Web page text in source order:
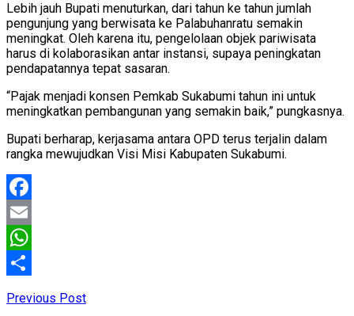
Lebih jauh Bupati menuturkan, dari tahun ke tahun jumlah
pengunjung yang berwisata ke Palabuhanratu semakin
meningkat. Oleh karena itu, pengelolaan objek pariwisata
harus di kolaborasikan antar instansi, supaya peningkatan
pendapatannya tepat sasaran.
“Pajak menjadi konsen Pemkab Sukabumi tahun ini untuk
meningkatkan pembangunan yang semakin baik,” pungkasnya.
Bupati berharap, kerjasama antara OPD terus terjalin dalam
rangka mewujudkan Visi Misi Kabupaten Sukabumi.
Facebook
Email
WhatsApp
Previous Post